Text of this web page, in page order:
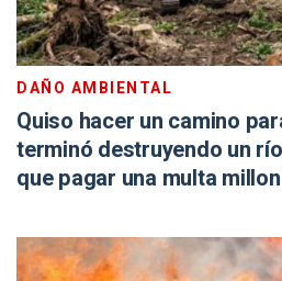
DAÑO AMBIENTAL
Quiso hacer un camino
terminó destruyendo un
que pagar una multa